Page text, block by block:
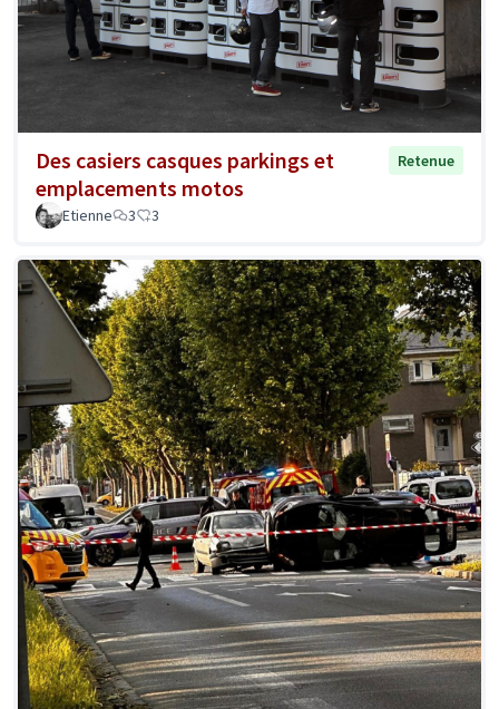
Des casiers casques parkings et
emplacements motos
Retenue
Etienne 3 3